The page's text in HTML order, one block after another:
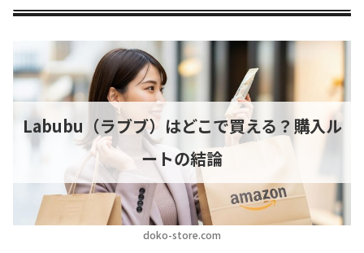
doko-store.com
Labubu（ラブブ）はどこで買える？購入ル
ートの結論